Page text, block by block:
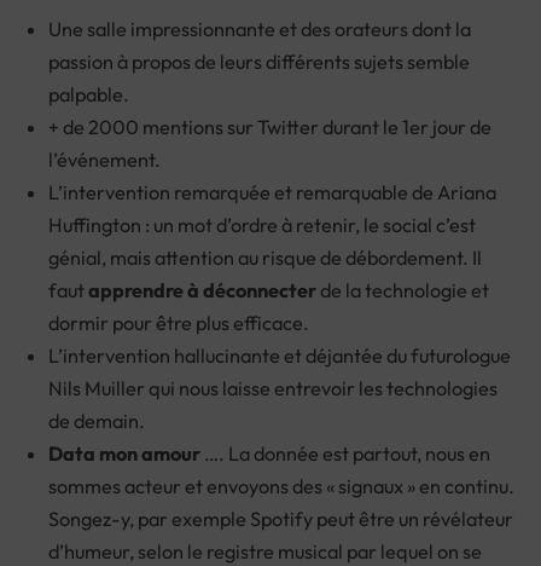
Une salle impressionnante et des orateurs dont la
passion à propos de leurs différents sujets semble
palpable.
+ de 2000 mentions sur Twitter durant le 1er jour de
l’événement.
L’intervention remarquée et remarquable de Ariana
Huffington : un mot d’ordre à retenir, le social c’est
génial, mais attention au risque de débordement. Il
fautapprendre à déconnecter de la technologie et
dormir pour être plus efficace.
L’intervention hallucinante et déjantée du futurologue
Nils Muiller qui nous laisse entrevoir les technologies
de demain.
Data mon amour …. La donnée est partout, nous en
sommes acteur et envoyons des « signaux » en continu.
Songez-y, par exemple Spotify peut être un révélateur
d’humeur, selon le registre musical par lequel on se